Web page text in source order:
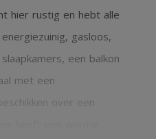
hier rustig en hebt alle
gasloos,
een balkon
met een
over een